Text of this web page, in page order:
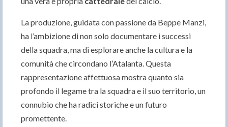
La produzione, guidata con passione da Beppe Manzi,
ha l’ambizione di non solo documentare i successi
della squadra, ma di esplorare anche la cultura e la
comunità che circondano l’Atalanta. Questa
rappresentazione affettuosa mostra quanto sia
profondo il legame tra la squadra e il suo territorio, un
connubio che ha radici storiche e un futuro
promettente.